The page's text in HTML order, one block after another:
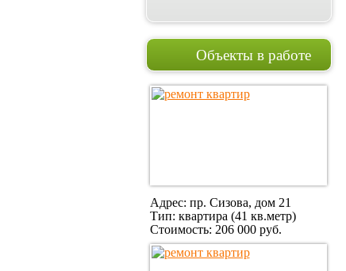
Объекты в работе
Адрес: пр. Сизова, дом 21
Тип: квартира (41 кв.метр)
Стоимость: 206 000 руб.